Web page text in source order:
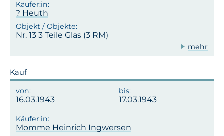
? Heuth
Nr. 13 3 Teile Glas (3 RM)
mehr
Kauf
16.03.1943 17.03.1943
Momme Heinrich Ingwersen